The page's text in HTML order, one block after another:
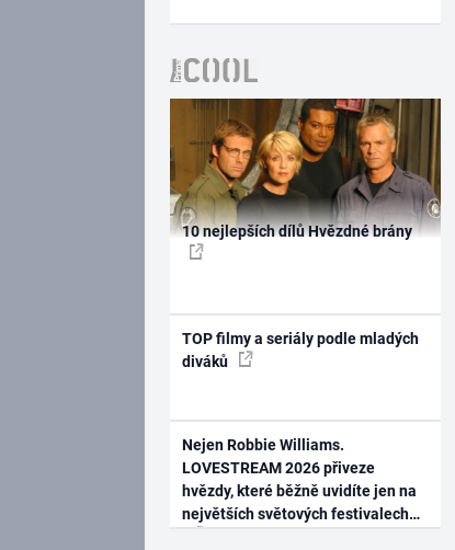
10 nejlepších dílů Hvězdné brány
TOP filmy a seriály podle mladých
diváků
Nejen Robbie Williams.
LOVESTREAM 2026 přiveze
hvězdy, které běžně uvidíte jen na
největších světových festivalech